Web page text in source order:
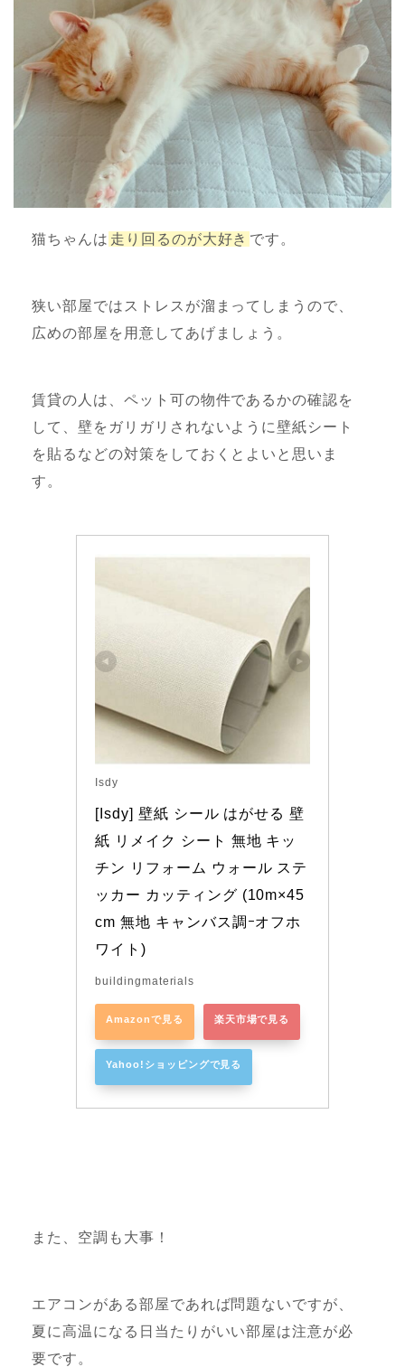
猫ちゃんは 走り回るのが大好き です。
狭い部屋ではストレスが溜まってしまうので、
広めの部屋を用意してあげましょう。
賃貸の人は、ペット可の物件であるかの確認を
して、壁をガリガリされないように壁紙シート
を貼るなどの対策をしておくとよいと思いま
す。
Isdy
[Isdy] 壁紙 シール はがせる 壁
紙 リメイク シート 無地 キッ
チン リフォーム ウォール ステ
ッカー カッティング (10m×45
cm 無地 キャンバス調ｰオフホ
ワイト)
buildingmaterials
Amazonで見る 楽天市場で見る
Yahoo!ショッピングで見る
また、空調も大事！
エアコンがある部屋であれば問題ないですが、
夏に高温になる日当たりがいい部屋は注意が必
要です。